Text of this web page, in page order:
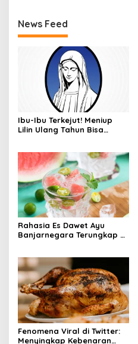
News Feed
Ibu-Ibu Terkejut! Meniup
Lilin Ulang Tahun Bisa
Rahasia Es Dawet Ayu
Banjarnegara Terungkap di
Fenomena Viral di Twitter:
Menyingkap Kebenaran